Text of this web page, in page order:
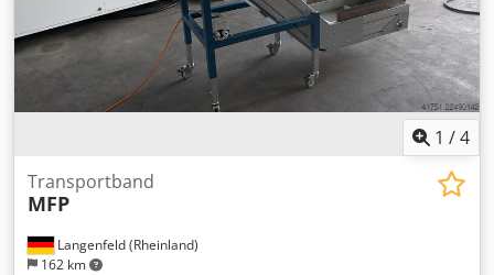
1 /4
Langenfeld (Rheinland)
162 km
Transportband
MFP